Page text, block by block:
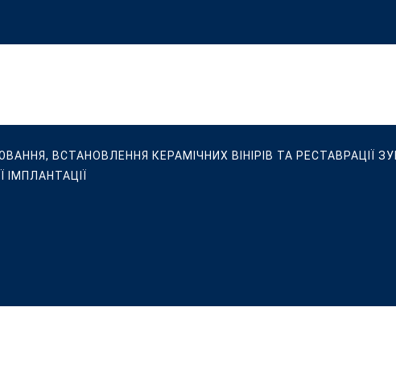
ВСТАНОВЛЕННЯ КЕРАМІЧНИХ ВІНІРІВ ТА РЕСТАВРАЦІЇ